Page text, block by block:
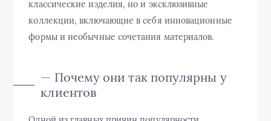
классические изделия, но и эксклюзивные
коллекции, включающие в себя инновационные
формы и необычные сочетания материалов.
— Почему они так популярны у
клиентов